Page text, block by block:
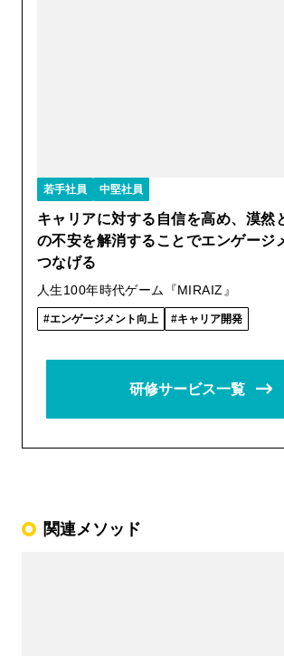
若手社員 中堅社員
キャリアに対する自信を高め、漠然
の不安を解消することでエンゲージ
つなげる
人生100年時代ゲーム『MIRAIZ』
エンゲージメント向上 キャリア開発
研修サービス一覧
関連メソッド